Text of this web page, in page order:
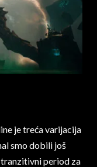
je treća varijacija
smo dobili još
period za